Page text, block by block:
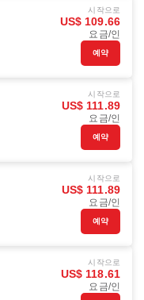
시작으로
US$ 109.66
요금/인
예약
시작으로
US$ 111.89
요금/인
예약
시작으로
US$ 111.89
요금/인
예약
시작으로
US$ 118.61
요금/인